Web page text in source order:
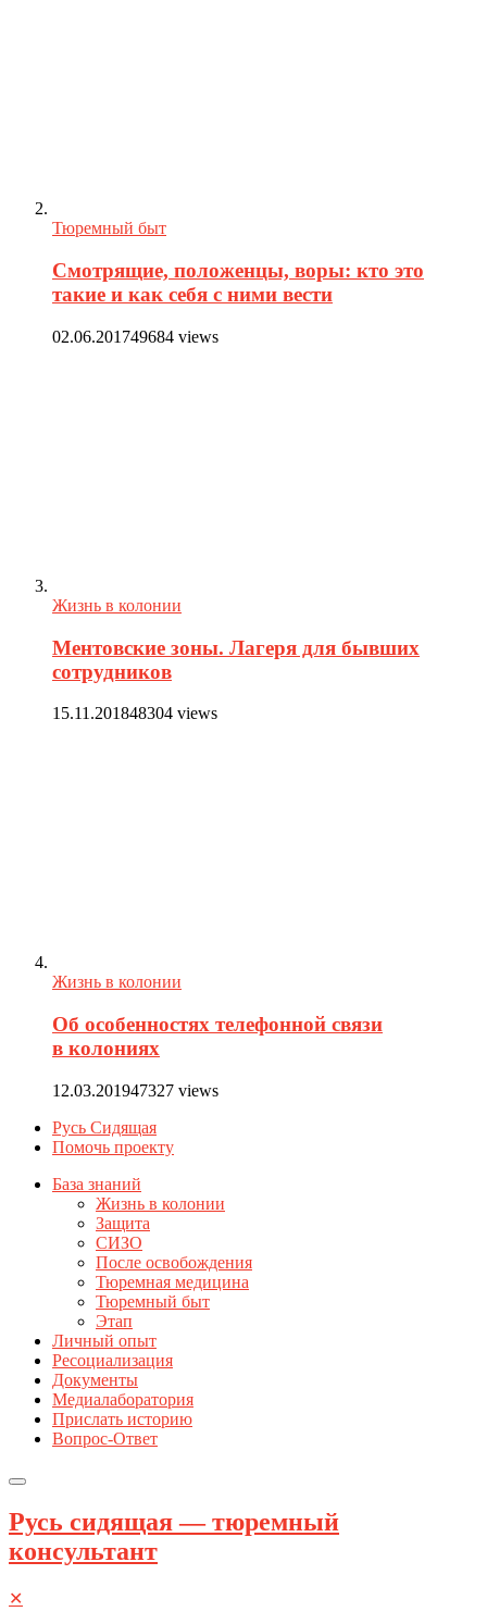
Тюремный быт
Смотрящие, положенцы, воры: кто это
такие и как себя с ними вести
02.06.201749684 views
Жизнь в колонии
Ментовские зоны. Лагеря для бывших
сотрудников
15.11.201848304 views
Жизнь в колонии
Об особенностях телефонной связи
в колониях
12.03.201947327 views
Русь Сидящая
Помочь проекту
База знаний
Жизнь в колонии
Защита
СИЗО
После освобождения
Тюремная медицина
Тюремный быт
Этап
Личный опыт
Ресоциализация
Документы
Медиалаборатория
Прислать историю
Вопрос-Ответ
Русь сидящая — тюремный
консультант
✕